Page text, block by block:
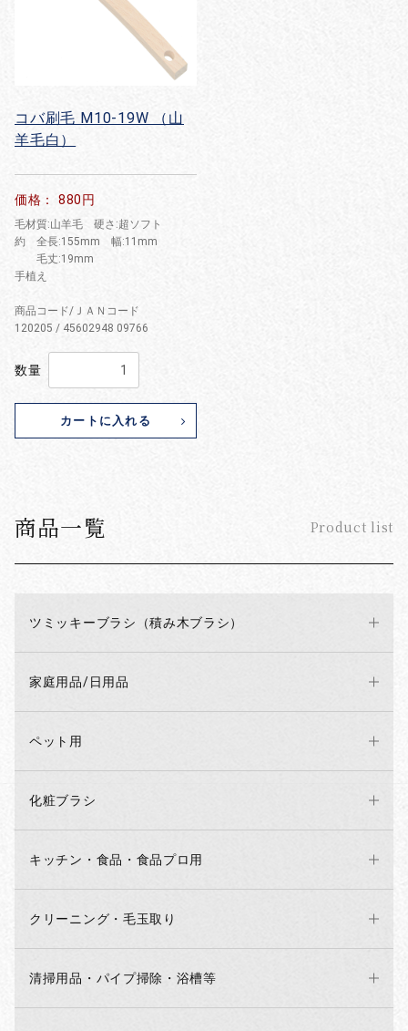
商品一覧 Product list
ツミッキーブラシ（積み木ブラシ）
家庭用品/日用品
ペット用
化粧ブラシ
キッチン・食品・食品プロ用
クリーニング・毛玉取り
清掃用品・パイプ掃除・浴槽等
コバ刷毛 M10-19W （山
羊毛白）
価格： 880円
毛材質:山羊毛 硬さ:超ソフト
約 全長:155mm 幅:11mm
毛丈:19mm
手植え
商品コード/ＪＡＮコード
120205 / 45602948 09766
数量
カートに入れる